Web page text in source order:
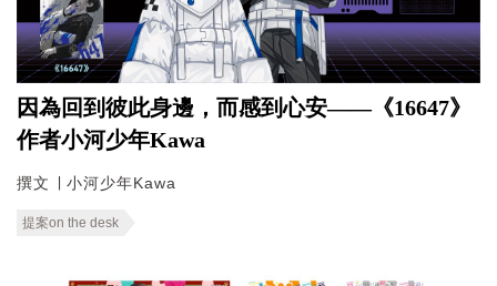
因為回到彼此身邊，而感到心安——《16647》
作者小河少年Kawa
撰文 ∣ 小河少年Kawa
提案on the desk